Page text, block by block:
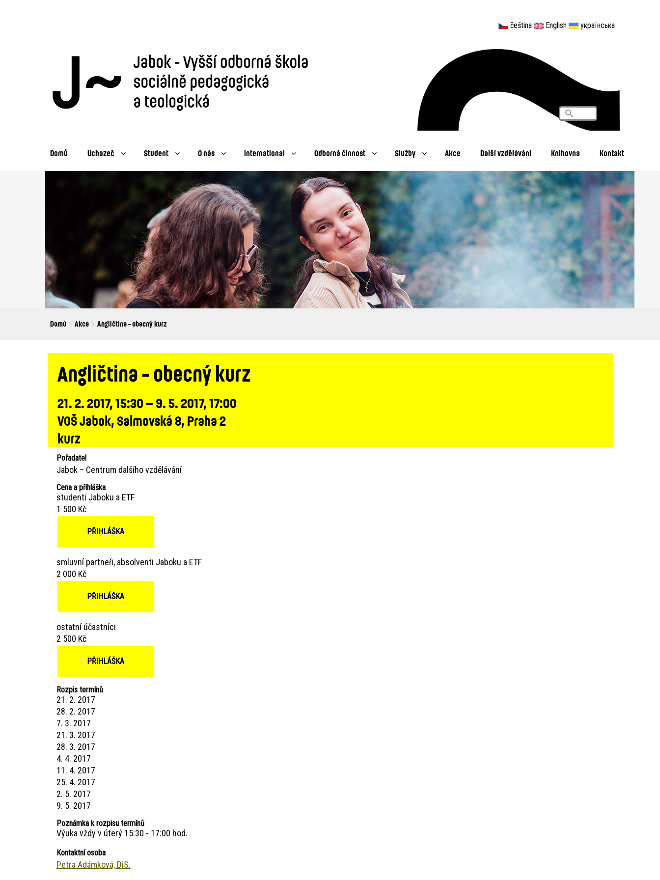
čeština English українська
Vyhledávání
Search
Domů Uchazeč Student O nás International Odborná činnost Služby Akce Další vzdělávání Knihovna Kontakt
Breadcrumbs
You
Domů Akce Angličtina - obecný kurz
Angličtina - obecný kurz
21. 2. 2017, 15:30 – 9. 5. 2017, 17:00
VOŠ Jabok, Salmovská 8, Praha 2
kurz
Pořadatel
Jabok – Centrum dalšího vzdělávání
Cena a přihláška
studenti Jaboku a ETF
1 500 Kč
PŘIHLÁŠKA
smluvní partneři, absolventi Jaboku a ETF
2 000 Kč
PŘIHLÁŠKA
ostatní účastníci
2 500 Kč
PŘIHLÁŠKA
Rozpis termínů
21. 2. 2017
28. 2. 2017
7. 3. 2017
21. 3. 2017
28. 3. 2017
4. 4. 2017
11. 4. 2017
25. 4. 2017
2. 5. 2017
9. 5. 2017
Poznámka k rozpisu termínů
Výuka vždy v úterý 15:30 - 17:00 hod.
Kontaktní osoba
Petra Adámková, DiS.